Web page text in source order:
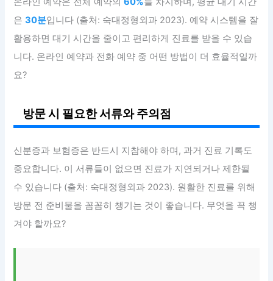
은30분입니다 (출처: 숙대정형외과 2023). 예약 시스템을 잘
활용하면 대기 시간을 줄이고 편리하게 진료를 받을 수 있습
니다. 온라인 예약과 전화 예약 중 어떤 방법이 더 효율적일까
요?
방문 시 필요한 서류와 주의점
신분증과 보험증은 반드시 지참해야 하며, 과거 진료 기록도
중요합니다. 이 서류들이 없으면 진료가 지연되거나 제한될
수 있습니다 (출처: 숙대정형외과 2023). 원활한 진료를 위해
방문 전 준비물을 꼼꼼히 챙기는 것이 좋습니다. 무엇을 꼭 챙
겨야 할까요?